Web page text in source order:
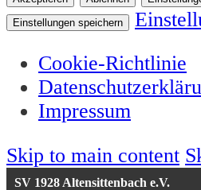
Einstellungen speichern
Cookie-Richtlinie
Impressum
Skip to main content
SV 1928 Altensittenbach e.V.